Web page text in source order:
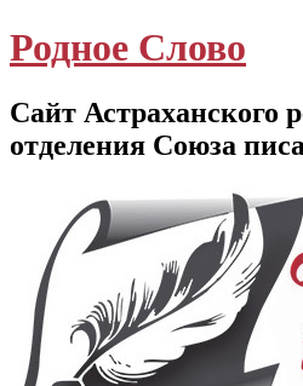
Родное Слово
Сайт Астраханского
отделения Союза